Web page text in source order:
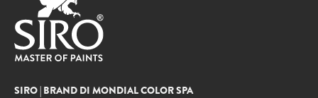
SIRO | BRAND DI MONDIAL COLOR SPA